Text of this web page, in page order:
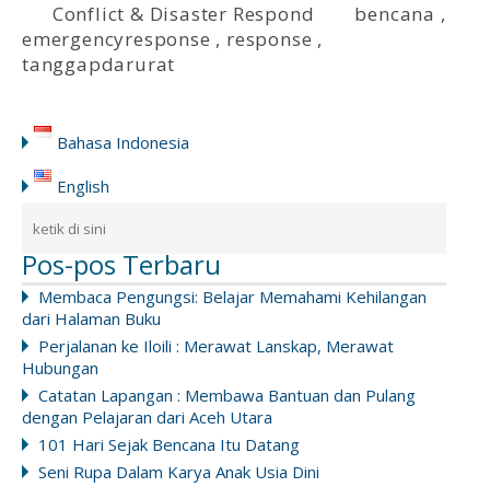
Conflict & Disaster Respond bencana ,
emergencyresponse , response ,
tanggapdarurat
Bahasa Indonesia
English
Pos-pos Terbaru
Membaca Pengungsi: Belajar Memahami Kehilangan
dari Halaman Buku
Perjalanan ke Iloili : Merawat Lanskap, Merawat
Hubungan
Catatan Lapangan : Membawa Bantuan dan Pulang
dengan Pelajaran dari Aceh Utara
101 Hari Sejak Bencana Itu Datang
Seni Rupa Dalam Karya Anak Usia Dini